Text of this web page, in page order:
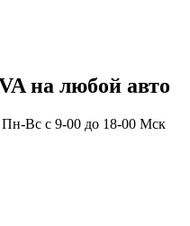
​на любой авто
Вс с 9-00 до 18-00 Мск